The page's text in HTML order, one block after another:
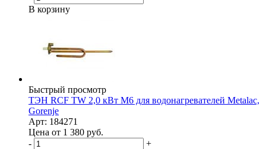
В корзину
Быстрый просмотр
ТЭН RCF TW 2,0 кВт M6 для водонагревателей Metalac,
Gorenje
Арт: 184271
Цена от 1 380 руб.
-
+